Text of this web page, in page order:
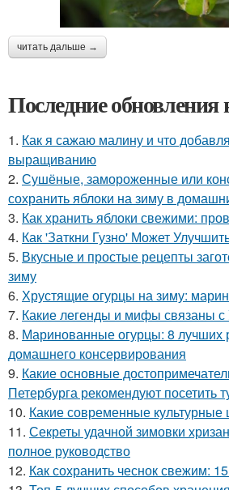
читать дальше →
Последние обновления
1. Как я сажаю малину и что
выращиванию
2. Сушёные, замороженные или
сохранить яблоки на зиму в
3. Как хранить яблоки свежими:
4. Как 'Заткни Гузно' Может
5. Вкусные и простые рецепты
зиму
6. Хрустящие огурцы на зиму:
7. Какие легенды и мифы связаны
8. Маринованные огурцы: 8 лучших
домашнего консервирования
9. Какие основные
Петербурга рекомендуют посетить
10. Какие современные культурные
11. Секреты удачной зимовки
полное руководство
12. Как сохранить чеснок свежим: